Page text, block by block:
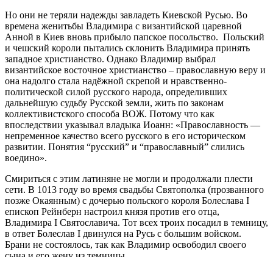
Но они не теряли надежды завладеть Киевской Русью. Во
времена женитьбы Владимира с византийской царевной
Анной в Киев вновь прибыло папское посольство. Польский
и чешский короли пытались склонить Владимира принять
западное христианство. Однако Владимир выбрал
византийское восточное христианство – православную веру и
она надолго стала надёжной скрепой и нравственно-
политической силой русского народа, определивших
дальнейшую судьбу Русской земли, жить по законам
коллективистского способа ВОЖ. Потому что как
впоследствии указывал владыка Иоанн: «Православность —
непременное качество всего русского в его историческом
развитии. Понятия “русский” и “православный” слились
воедино».
Смириться с этим латиняне не могли и продолжали плести
сети. В 1013 году во время свадьбы Святополка (прозванного
позже Окаянным) с дочерью польского короля Болеслава Ι
епископ Рейнберн настроил князя против его отца,
Владимира I Святославича. Тот всех троих посадил в темницу,
в ответ Болеслав Ι двинулся на Русь с большим войском.
Брани не состоялось, так как Владимир освободил своего